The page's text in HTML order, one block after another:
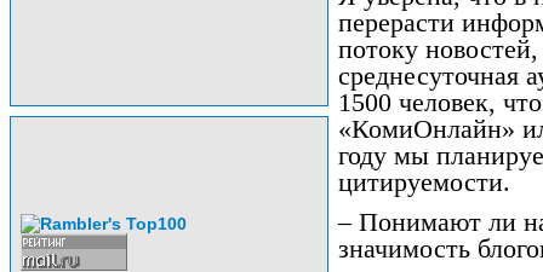
перерасти
потоку
среднесуточная
1500 человек,
«КомиОнлайн»
году мы
цитируемости.
– Понимают ли
значимость